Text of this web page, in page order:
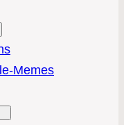
Memes